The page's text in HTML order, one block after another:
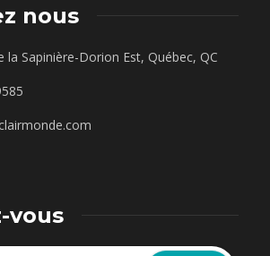
nous
la Sapinière-Dorion Est, Québec, QC
vous